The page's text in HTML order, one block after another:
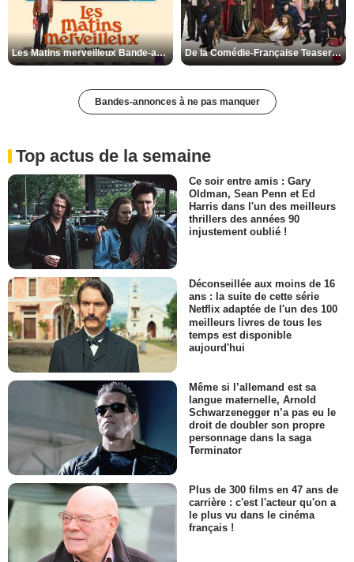
Les Matins merveilleux Bande-annonce VF De la Comédie-Française Teaser VF
Bandes-annonces à ne pas manquer
Top actus de la semaine
Ce soir entre amis : Gary
Oldman, Sean Penn et Ed
Harris dans l'un des meilleurs
thrillers des années 90
injustement oublié !
Déconseillée aux moins de 16
ans : la suite de cette série
Netflix adaptée de l'un des 100
meilleurs livres de tous les
temps est disponible
aujourd'hui
Même si l’allemand est sa
langue maternelle, Arnold
Schwarzenegger n’a pas eu le
droit de doubler son propre
personnage dans la saga
Terminator
Plus de 300 films en 47 ans de
carrière : c'est l'acteur qu'on a
le plus vu dans le cinéma
français !